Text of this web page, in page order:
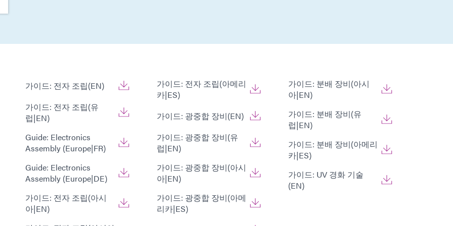
가이드: 전자 조립(EN)
가이드: 전자 조립(유
럽|EN)
Guide: Electronics
Assembly (Europe|FR)
Guide: Electronics
Assembly (Europe|DE)
가이드: 전자 조립(아시
아|EN)
가이드: 전자 조립(아메리
카|ES)
가이드: 광중합 장비(EN)
가이드: 광중합 장비(유
럽|EN)
가이드: 광중합 장비(아시
아|EN)
가이드: 광중합 장비(아메
리카|ES)
가이드: 분배 장비(아시
아|EN)
가이드: 분배 장비(유
럽|EN)
가이드: 분배 장비(아메리
카|ES)
가이드: UV 경화 기술
(EN)